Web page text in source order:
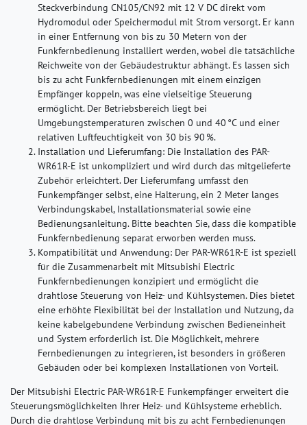
Steckverbindung CN105/CN92 mit 12 V DC direkt vom
Hydromodul oder Speichermodul mit Strom versorgt. Er kann
in einer Entfernung von bis zu 30 Metern von der
Funkfernbedienung installiert werden, wobei die tatsächliche
Reichweite von der Gebäudestruktur abhängt. Es lassen sich
bis zu acht Funkfernbedienungen mit einem einzigen
Empfänger koppeln, was eine vielseitige Steuerung
ermöglicht. Der Betriebsbereich liegt bei
Umgebungstemperaturen zwischen 0 und 40 °C und einer
relativen Luftfeuchtigkeit von 30 bis 90 %.
Installation und Lieferumfang: Die Installation des PAR-
WR61R-E ist unkompliziert und wird durch das mitgelieferte
Zubehör erleichtert. Der Lieferumfang umfasst den
Funkempfänger selbst, eine Halterung, ein 2 Meter langes
Verbindungskabel, Installationsmaterial sowie eine
Bedienungsanleitung. Bitte beachten Sie, dass die kompatible
Funkfernbedienung separat erworben werden muss.
Kompatibilität und Anwendung: Der PAR-WR61R-E ist speziell
für die Zusammenarbeit mit Mitsubishi Electric
Funkfernbedienungen konzipiert und ermöglicht die
drahtlose Steuerung von Heiz- und Kühlsystemen. Dies bietet
eine erhöhte Flexibilität bei der Installation und Nutzung, da
keine kabelgebundene Verbindung zwischen Bedieneinheit
und System erforderlich ist. Die Möglichkeit, mehrere
Fernbedienungen zu integrieren, ist besonders in größeren
Gebäuden oder bei komplexen Installationen von Vorteil.
Der Mitsubishi Electric PAR-WR61R-E Funkempfänger erweitert die
Steuerungsmöglichkeiten Ihrer Heiz- und Kühlsysteme erheblich.
Durch die drahtlose Verbindung mit bis zu acht Fernbedienungen